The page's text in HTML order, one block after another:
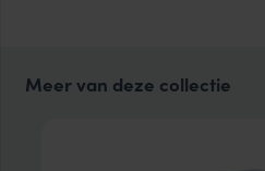
Meer van deze collectie